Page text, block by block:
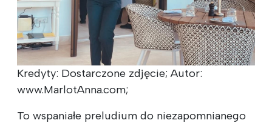
Kredyty: Dostarczone zdjęcie; Autor:
www.MarlotAnna.com;
To wspaniałe preludium do niezapomnianego